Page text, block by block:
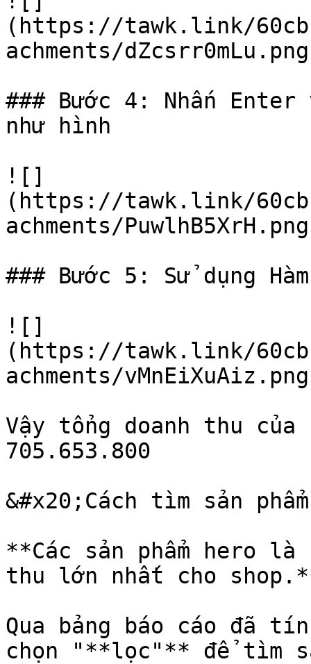
(https://tawk.link/
achments/
### Bước 4: Nhấn
như hình
![]
(https://tawk.link/
achments/
### Bước 5: Sử dụng
![]
(https://tawk.link/
achments/
Vậy tổng doanh thu
705.653.800
&#x20;Cách tìm sản
**Các sản phẩm hero là
thu lớn nhất cho
Qua bảng báo cáo đã
chọn "**lọc"** để tìm